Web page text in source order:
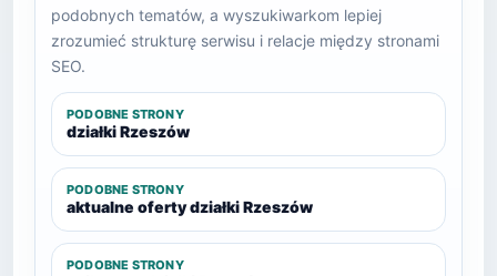
podobnych tematów, a wyszukiwarkom lepiej
zrozumieć strukturę serwisu i relacje między stronami
SEO.
PODOBNE STRONY
działki Rzeszów
PODOBNE STRONY
aktualne oferty działki Rzeszów
PODOBNE STRONY